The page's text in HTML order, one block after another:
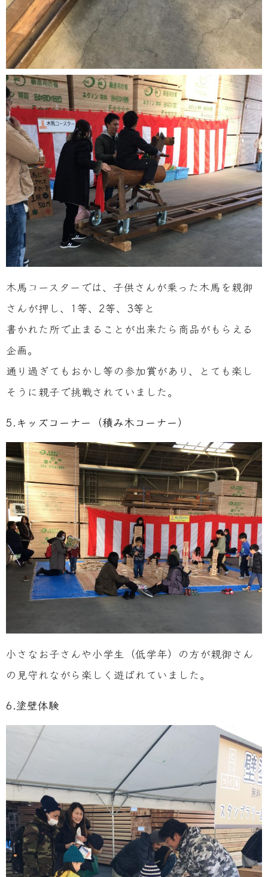
木馬コースターでは、子供さんが乗った木馬を親御
さんが押し、1等、2等、3等と
書かれた所で止まることが出来たら商品がもらえる
企画。
通り過ぎてもおかし等の参加賞があり、とても楽し
そうに親子で挑戦されていました。
5.キッズコーナー（積み木コーナー）
小さなお子さんや小学生（低学年）の方が親御さん
の見守れながら楽しく遊ばれていました。
6.塗壁体験